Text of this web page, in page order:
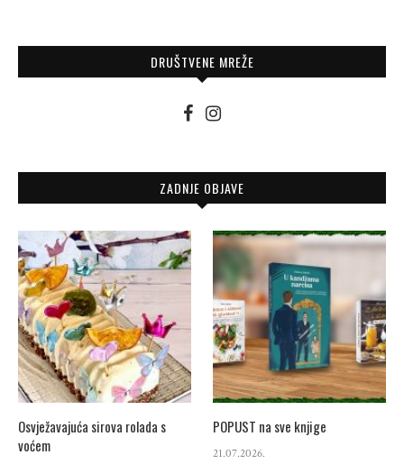
DRUŠTVENE MREŽE
ZADNJE OBJAVE
Osvježavajuća sirova rolada s
voćem
POPUST na sve knjige
21.07.2026.